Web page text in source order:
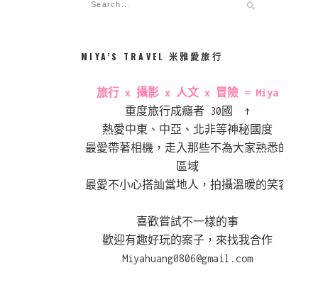
MIYA’S TRAVEL 米雅愛旅行
旅行 x 攝影 x 人文 x 冒險 = Miya
重度旅行成癮者 30國 ↑
熱愛中東、中亞、北非等神秘國度
最愛帶著相機，走入那些不為大家熟悉的
區域
最愛不小心搭訕當地人，拍攝溫暖的笑容
喜歡嘗試不一樣的事
歡迎有趣好玩的案子，來找我合作
Miyahuang0806@gmail.com